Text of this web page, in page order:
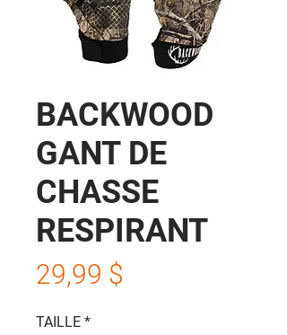
BACKWOOD
GANT DE
CHASSE
RESPIRANT
29,99 $
TAILLE *